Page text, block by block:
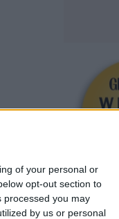
of your personal or
opt-out section to
processed you may
by us or personal